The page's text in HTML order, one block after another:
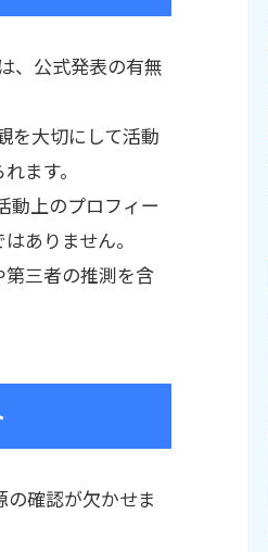
、公式発表の有無
を大切にして活動
ます。
動上のプロフィー
ありません。
三者の推測を含
確認が欠かせま